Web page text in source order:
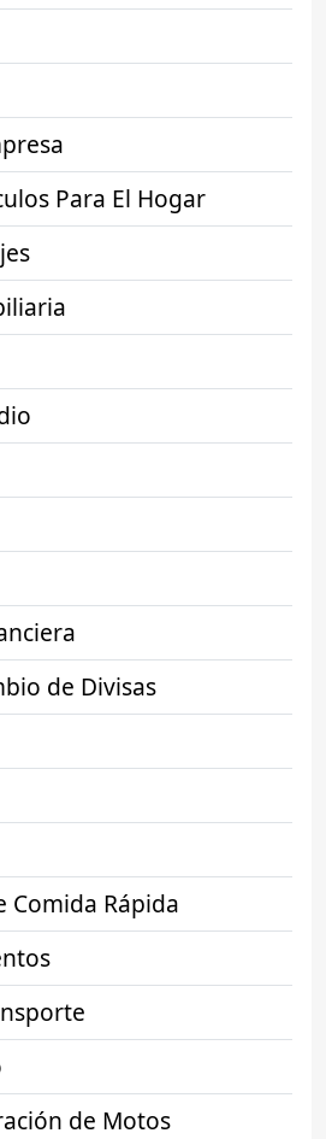
Para El Hogar
de Divisas
Comida Rápida
de Motos